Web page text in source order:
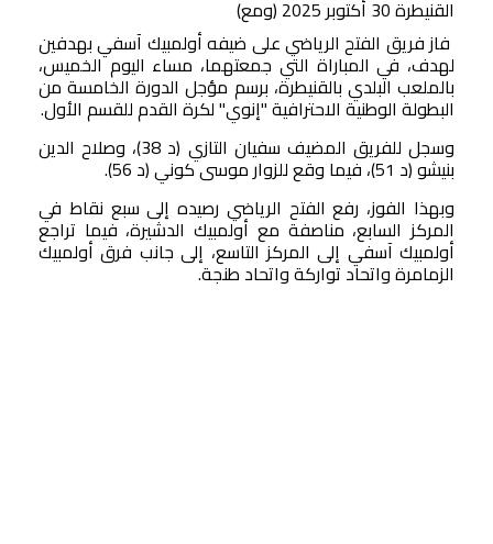
القنيطرة 30 أكتوبر 2025 (ومع)
فاز فريق الفتح الرياضي على ضيفه أولمبيك آسفي بهدفين
لهدف، في المباراة التي جمعتهما، مساء اليوم الخميس،
بالملعب البلدي بالقنيطرة، برسم مؤجل الدورة الخامسة من
البطولة الوطنية الاحترافية "إنوي" لكرة القدم للقسم الأول.
وسجل للفريق المضيف سفيان التازي (د 38)، وصلاح الدين
بنيشو (د 51)، فيما وقع للزوار موسى كوني (د 56).
وبهذا الفوز، رفع الفتح الرياضي رصيده إلى سبع نقاط في
المركز السابع، مناصفة مع أولمبيك الدشيرة، فيما تراجع
أولمبيك آسفي إلى المركز التاسع، إلى جانب فرق أولمبيك
الزمامرة واتحاد تواركة واتحاد طنجة.